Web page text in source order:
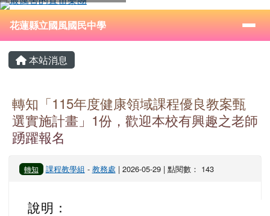
跳至主內容區
花蓮縣立國風國民中學
⏸
導覽列
花蓮縣立國風國民中學
主內容區域
本站消息
轉知「115年度健康領域課程優良教案甄
選實施計畫」1份，歡迎本校有興趣之老師
踴躍報名
轉知 課程教學組 - 教務處 | 2026-05-29 | 點閱數： 143
說明：
頁尾區域